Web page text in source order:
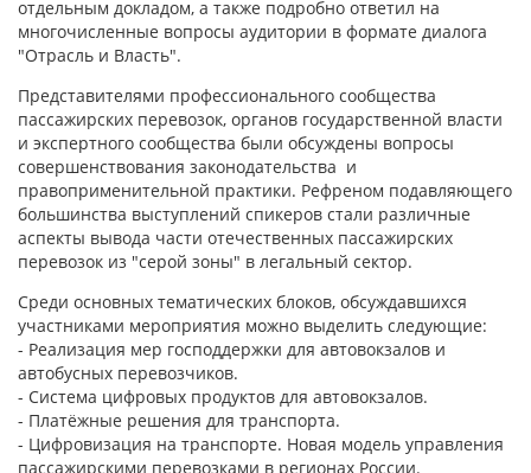
отдельным докладом, а также подробно ответил на
многочисленные вопросы аудитории в формате диалога
"Отрасль и Власть".
Представителями профессионального сообщества
пассажирских перевозок, органов государственной власти
и экспертного сообщества были обсуждены вопросы
совершенствования законодательства и
правоприменительной практики. Рефреном подавляющего
большинства выступлений спикеров стали различные
аспекты вывода части отечественных пассажирских
перевозок из "серой зоны" в легальный сектор.
Среди основных тематических блоков, обсуждавшихся
участниками мероприятия можно выделить следующие:
- Реализация мер господдержки для автовокзалов и
автобусных перевозчиков.
- Система цифровых продуктов для автовокзалов.
- Платёжные решения для транспорта.
- Цифровизация на транспорте. Новая модель управления
пассажирскими перевозками в регионах России.